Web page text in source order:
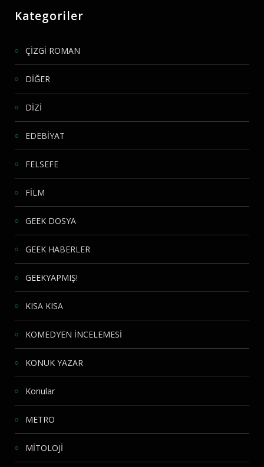
Kategoriler
ÇİZGİ ROMAN
DİĞER
DİZİ
EDEBİYAT
FELSEFE
FİLM
GEEK DOSYA
GEEK HABERLER
GEEKYAPMIŞ!
KISA KISA
KOMEDYEN İNCELEMESİ
KONUK YAZAR
Konular
METRO
MİTOLOJİ